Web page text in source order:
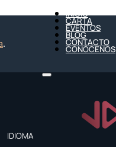
IDIOMA
INICIO
CARTA
EVENTOS
BLOG
CONTACTO
CONÓCENOS
.